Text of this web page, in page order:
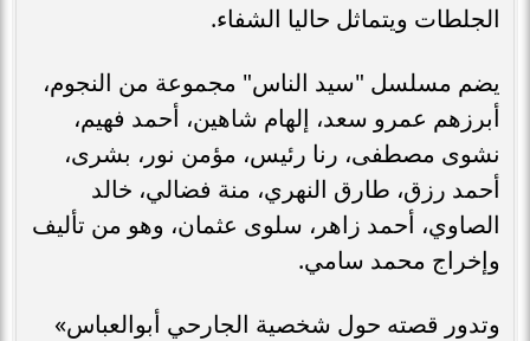
الجلطات ويتماثل حاليا الشفاء.
يضم مسلسل "سيد الناس" مجموعة من النجوم،
أبرزهم عمرو سعد، إلهام شاهين، أحمد فهيم،
نشوى مصطفى، رنا رئيس، مؤمن نور، بشرى،
أحمد رزق، طارق النهري، منة فضالي، خالد
الصاوي، أحمد زاهر، سلوى عثمان، وهو من تأليف
وإخراج محمد سامي.
وتدور قصته حول شخصية الجارحي أبوالعباس»